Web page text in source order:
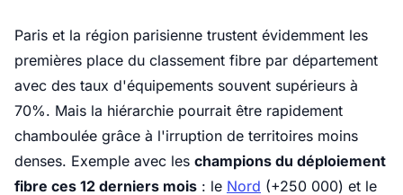
Paris et la région parisienne trustent évidemment les
premières place du classement fibre par département
avec des taux d'équipements souvent supérieurs à
70%. Mais la hiérarchie pourrait être rapidement
chamboulée grâce à l'irruption de territoires moins
denses. Exemple avec les champions du déploiement
fibre ces 12 derniers mois : le Nord (+250 000) et le